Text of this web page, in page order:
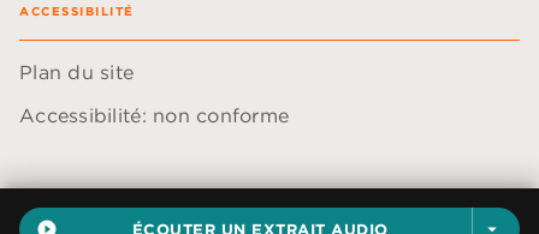
play_circle_filled ÉCOUTER UN EXTRAIT AUDIO arrow_drop_down
ACCESSIBILITÉ
Plan du site
Accessibilité: non conforme